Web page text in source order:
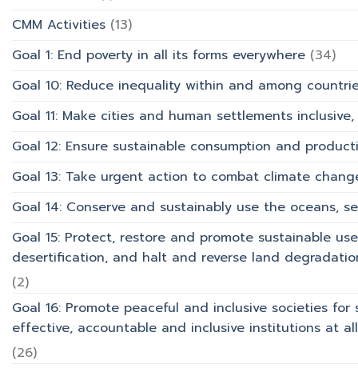
CMM Activities (13)
Goal 1: End poverty in all its forms everywhere (34)
Goal 10: Reduce inequality within and among
Goal 11: Make cities and human settlements
Goal 12: Ensure sustainable consumption and
Goal 13: Take urgent action to combat climate
Goal 14: Conserve and sustainably use the oceans,
Goal 15: Protect, restore and promote sustainable
desertification, and halt and reverse land
(2)
Goal 16: Promote peaceful and inclusive societies
effective, accountable and inclusive institutions at all
(26)